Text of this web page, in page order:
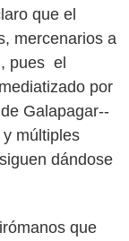
que el
mercenarios a
pues el
por
Galapagar--
múltiples
dándose
que